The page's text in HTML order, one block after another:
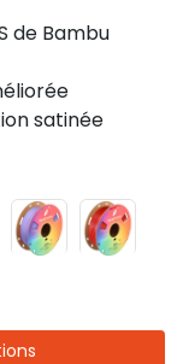
de Bambu
satinée